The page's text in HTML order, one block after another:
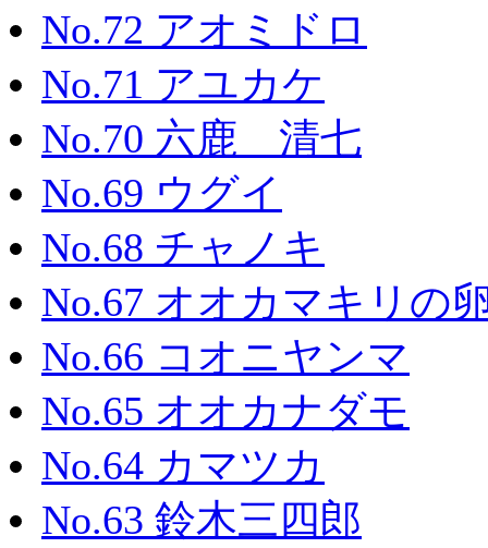
No.72 アオミドロ
No.71 アユカケ
No.70 六鹿 清七
No.69 ウグイ
No.68 チャノキ
No.67 オオカマキリの
No.66 コオニヤンマ
No.65 オオカナダモ
No.64 カマツカ
No.63 鈴木三四郎